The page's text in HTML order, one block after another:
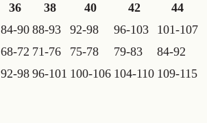
36 38 40 42
44
84-90 88-93 92-98 96-103
101-107
68-72 71-76 75-78 79-83
84-92
92-98 96-101 100-106 104-110 109-115